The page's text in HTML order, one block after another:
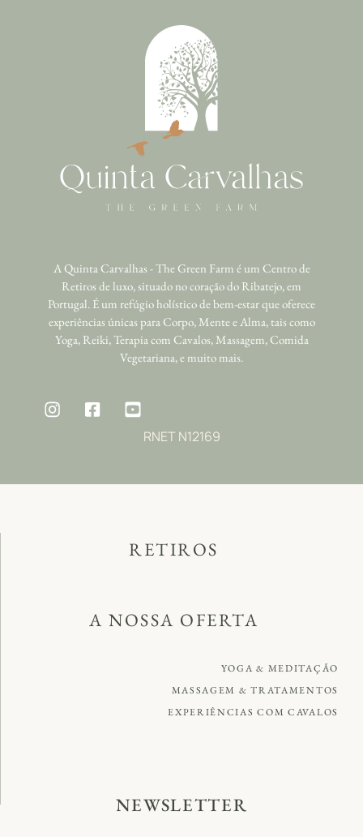
A Quinta Carvalhas - The Green Farm é um Centro de
Retiros de luxo, situado no coração do Ribatejo, em
Portugal. É um refúgio holístico de bem-estar que oferece
experiências únicas para Corpo, Mente e Alma, tais como
Yoga, Reiki, Terapia com Cavalos, Massagem, Comida
Vegetariana, e muito mais.
RNET N12169
NEWSLETTER
RETIROS
A NOSSA OFERTA
YOGA & MEDITAÇÃO
MASSAGEM & TRATAMENTOS
EXPERIÊNCIAS COM CAVALOS